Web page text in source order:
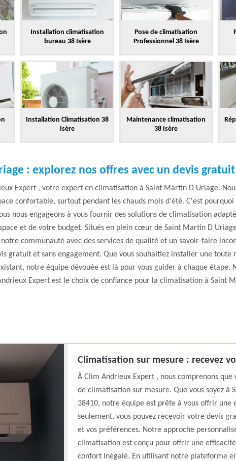
Installation climatisation
bureau 38 Isère
Pose de climatisation
Professionnel 38 Isère
Installation Climatisation 38
Isère
Maintenance climatisation
38 Isère
: explorez nos offres avec un devis
Expert , votre expert en climatisation à Saint Martin D Uriage.
confortable, surtout pendant les chauds mois d'été. C'est
nous engageons à vous fournir des solutions de climatisation
et de votre budget. Situés en plein cœur de Saint Martin D
communauté avec des services de qualité et un savoir-faire
gratuit et sans engagement. Que vous souhaitiez installer une
notre équipe dévouée est là pour vous guider à chaque étape.
Expert est le choix de confiance pour la climatisation à Saint
Climatisation sur mesure : recevez
À Clim Andrieux Expert , nous comprenons
de climatisation sur mesure. Que vous soyez à
38410, notre équipe est prête à vous offrir une
seulement, vous pouvez recevoir votre devis
et vos préférences. Notre approche
climatisation est conçu pour offrir une
confort inégalé. En utilisant notre plateforme